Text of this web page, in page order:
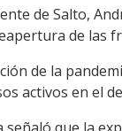
de Salto,
de las
de la
activos en el